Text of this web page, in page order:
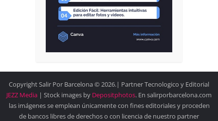
Copyright Salir Por Barcelona © 2026.| Partner Tecnologico y Editorial
JEZZ Media | Stock images by Depositphotos. En salirporbarcelona.com
las imágenes se emplean únicamente con fines editoriales y proceden
de bancos libres de derechos o con licencia de nuestro partner